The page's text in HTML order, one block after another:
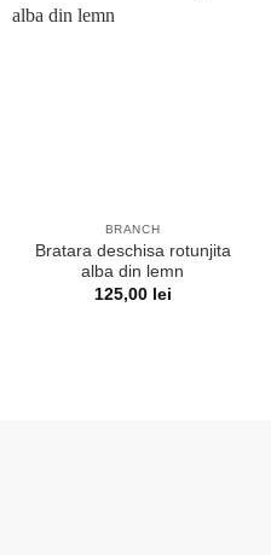
BRANCH
Bratara deschisa rotunjita
alba din lemn
125,00 lei